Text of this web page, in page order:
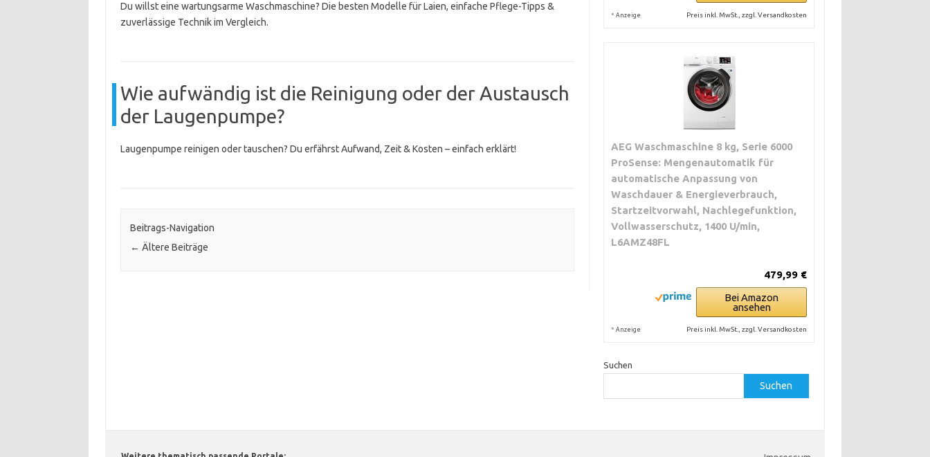
Du willst eine wartungsarme Waschmaschine? Die besten Modelle für Laien, einfache Pflege-Tipps &
zuverlässige Technik im Vergleich.
Wie aufwändig ist die Reinigung oder der Austausch
der Laugenpumpe?
Laugenpumpe reinigen oder tauschen? Du erfährst Aufwand, Zeit & Kosten – einfach erklärt!
Beitrags-Navigation
← Ältere Beiträge
* Anzeige Preis inkl. MwSt., zzgl. Versandkosten
AEG Waschmaschine 8 kg, Serie 6000
ProSense: Mengenautomatik für
automatische Anpassung von
Waschdauer & Energieverbrauch,
Startzeitvorwahl, Nachlegefunktion,
Vollwasserschutz, 1400 U/min,
L6AMZ48FL
479,99 €
Bei Amazon
ansehen
* Anzeige Preis inkl. MwSt., zzgl. Versandkosten
Suchen
Suchen